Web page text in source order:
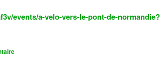
events/a-velo-vers-le-pont-de-normandie?